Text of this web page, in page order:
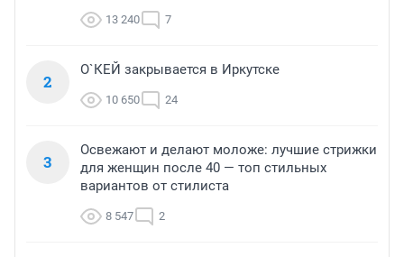
13 240 7
2
О`КЕЙ закрывается в Иркутске
10 650 24
3
Освежают и делают моложе: лучшие стрижки
для женщин после 40 — топ стильных
вариантов от стилиста
8 547 2